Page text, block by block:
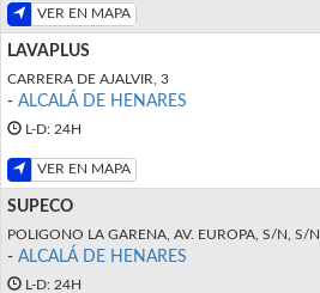
VER EN MAPA
LAVAPLUS
CARRERA DE AJALVIR, 3
- ALCALÁ DE HENARES
L-D: 24H
VER EN MAPA
SUPECO
POLIGONO LA GARENA, AV. EUROPA, S/N, S/N
- ALCALÁ DE HENARES
L-D: 24H